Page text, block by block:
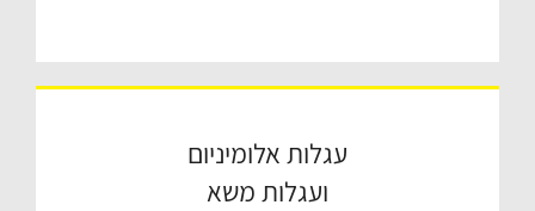
עגלות אלומיניום
ועגלות משא